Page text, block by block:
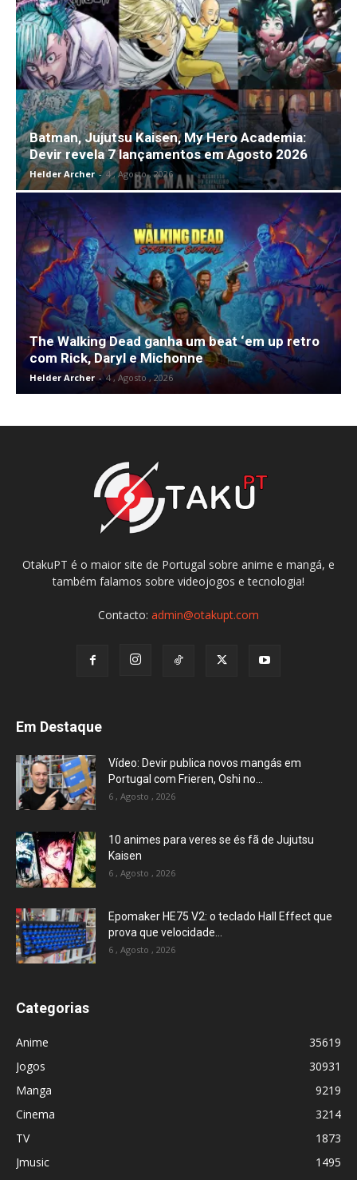
Batman, Jujutsu Kaisen, My Hero Academia:
Devir revela 7 lançamentos em Agosto 2026
Helder Archer - 4 , Agosto , 2026
The Walking Dead ganha um beat ‘em up retro
com Rick, Daryl e Michonne
Helder Archer - 4 , Agosto , 2026
OtakuPT é o maior site de Portugal sobre anime e mangá, e
também falamos sobre videojogos e tecnologia!
Contacto: admin@otakupt.com
Em Destaque
Vídeo: Devir publica novos mangás em
Portugal com Frieren, Oshi no...
6 , Agosto , 2026
10 animes para veres se és fã de Jujutsu
Kaisen
6 , Agosto , 2026
Epomaker HE75 V2: o teclado Hall Effect que
prova que velocidade...
6 , Agosto , 2026
Categorias
Anime
35619
Jogos
30931
Manga
9219
Cinema
3214
TV
1873
Jmusic
1495